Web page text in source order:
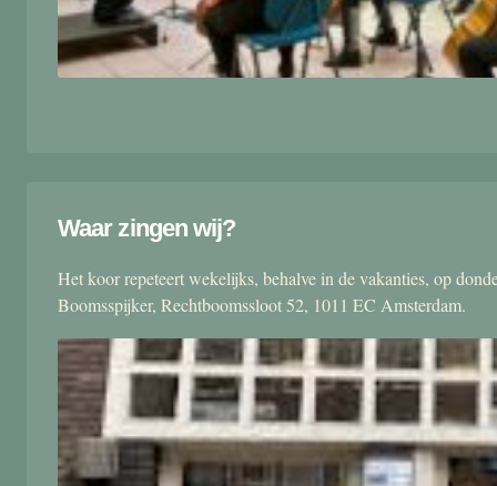
Waar zingen wij?
Het koor repeteert wekelijks, behalve in de vakanties, op
Boomsspijker, Rechtboomssloot 52, 1011 EC Amsterdam.